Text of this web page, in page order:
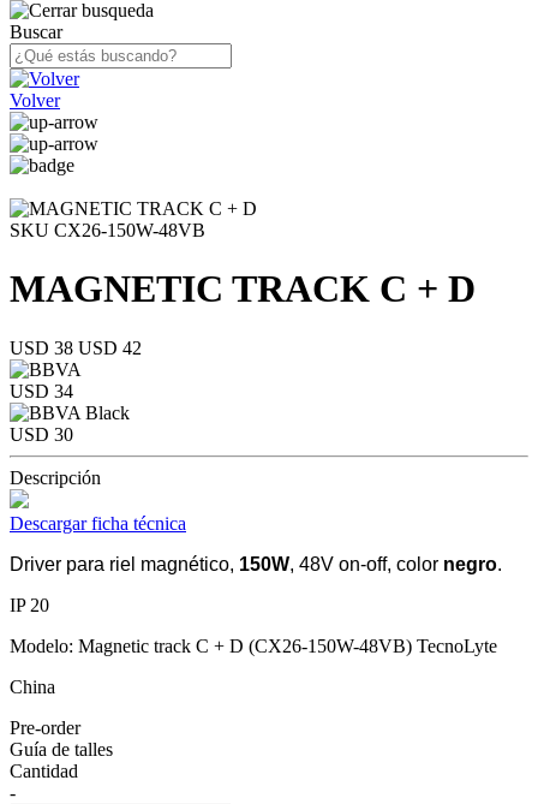
Buscar
Volver
SKU CX26-150W-48VB
MAGNETIC TRACK C + D
USD 38 USD 42
USD 34
USD 30
Descripción
Descargar ficha técnica
Driver para riel magnético, 150W, 48V on-off, color negro.
IP 20
Modelo: Magnetic track C + D (CX26-150W-48VB) TecnoLyte
China
Pre-order
Guía de talles
Cantidad
-